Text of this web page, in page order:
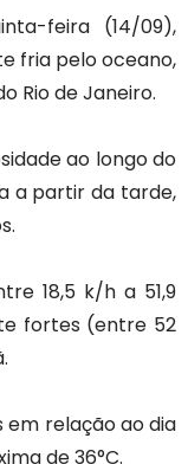
feira (14/09),
fria pelo oceano,
Rio de Janeiro.
ao longo do
a partir da tarde,
18,5 k/h a 51,9
fortes (entre 52
relação ao dia
de 36°C.